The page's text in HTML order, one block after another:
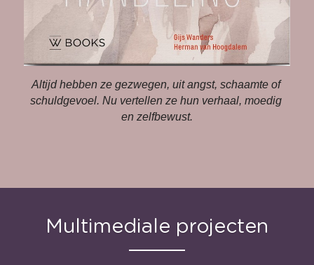
Altijd hebben ze gezwegen, uit angst, schaamte of
schuld­gevoel. Nu vertellen ze hun verhaal, moedig
en zelfbewust.
Multimediale projecten